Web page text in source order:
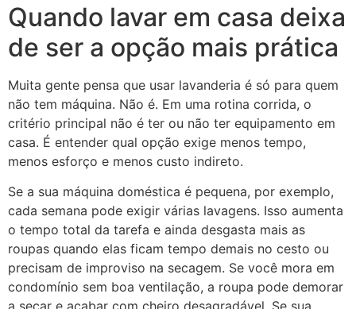
Quando lavar em casa deixa
de ser a opção mais prática
Muita gente pensa que usar lavanderia é só para quem
não tem máquina. Não é. Em uma rotina corrida, o
critério principal não é ter ou não ter equipamento em
casa. É entender qual opção exige menos tempo,
menos esforço e menos custo indireto.
Se a sua máquina doméstica é pequena, por exemplo,
cada semana pode exigir várias lavagens. Isso aumenta
o tempo total da tarefa e ainda desgasta mais as
roupas quando elas ficam tempo demais no cesto ou
precisam de improviso na secagem. Se você mora em
condomínio sem boa ventilação, a roupa pode demorar